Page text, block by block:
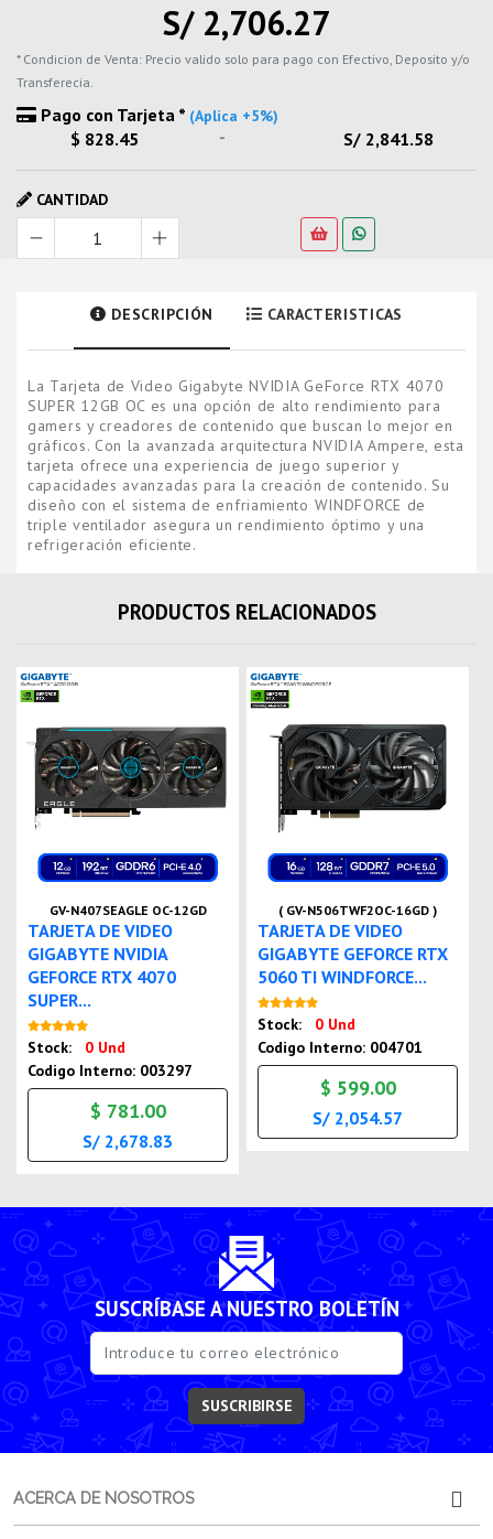
S/ 2,706.27
* Condicion de Venta: Precio valido solo para pago con Efectivo, Deposito y/o
Transferecia.
Pago con Tarjeta * (Aplica +5%)
$ 828.45 - S/ 2,841.58
CANTIDAD
DESCRIPCIÓN CARACTERISTICAS
La Tarjeta de Video Gigabyte NVIDIA GeForce RTX 4070
SUPER 12GB OC es una opción de alto rendimiento para
gamers y creadores de contenido que buscan lo mejor en
gráficos. Con la avanzada arquitectura NVIDIA Ampere, esta
tarjeta ofrece una experiencia de juego superior y
capacidades avanzadas para la creación de contenido. Su
diseño con el sistema de enfriamiento WINDFORCE de
triple ventilador asegura un rendimiento óptimo y una
refrigeración eficiente.
PRODUCTOS RELACIONADOS
GV-N407SEAGLE OC-12GD
TARJETA DE VIDEO
GIGABYTE NVIDIA
GEFORCE RTX 4070
SUPER...
Stock:
0 Und
Codigo Interno: 003297
$ 781.00
S/ 2,678.83
( GV-N506TWF2OC-16GD )
TARJETA DE VIDEO
GIGABYTE GEFORCE RTX
5060 TI WINDFORCE...
Stock:
0 Und
Codigo Interno: 004701
$ 599.00
S/ 2,054.57
SUSCRÍBASE A NUESTRO BOLETÍN
SUSCRIBIRSE
ACERCA DE NOSOTROS